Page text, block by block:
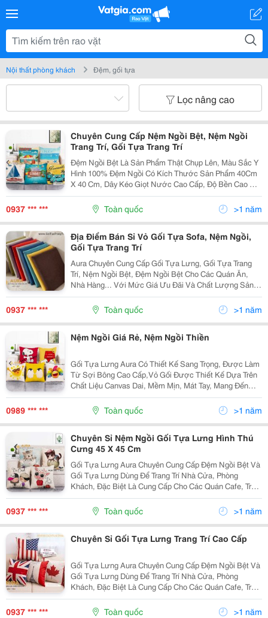
Nội thất phòng khách Đệm, gối tựa
Lọc nâng cao
Chuyên Cung Cấp Nệm Ngồi Bệt, Nệm Ngồi
Trang Trí, Gối Tựa Trang Trí
Đệm Ngồi Bệt Là Sản Phẩm Thật Chụp Lên, Màu Sắc Y
Hình 100% Đệm Ngồi Có Kích Thước Sản Phẩm 40Cm
X 40 Cm, Dây Kéo Giọt Nước Cao Cấp, Độ Bền Cao Và
Dễ Kéo. Nệm Ngồi Có Chất Vải Thoáng Mát,Không Ra
Màu, Không Xù Lông,Nằm Mát, Giặt...
0937 *** *** Toàn quốc >1 năm
Địa Điểm Bán Sỉ Vỏ Gối Tựa Sofa, Nệm Ngồi,
Gối Tựa Trang Trí
Aura Chuyên Cung Cấp Gối Tựa Lưng, Gối Tựa Trang
Trí, Nệm Ngồi Bệt, Đệm Ngồi Bệt Cho Các Quán Ăn,
Nhà Hàng... Với Mức Giá Ưu Đãi Và Chất Lượng Sản
Phẩm Cao Cấp Gối Tựa Lưng Là Sản Phẩm Thật Chụp
Lên, Màu Sắc Y Hình 100% Gối Tựa Lưng Có...
0937 *** *** Toàn quốc >1 năm
Nệm Ngồi Giá Rẻ, Nệm Ngồi Thiền
Gối Tựa Lưng Aura Có Thiết Kế Sang Trọng, Được Làm
Từ Sợi Bông Cao Cấp,Vỏ Gối Được Thiết Kế Dựa Trên
Chất Liệu Canvas Dai, Mềm Mịn, Mát Tay, Mang Đến
Cho Bạn Sự Đảm Bảo Về Chất Lượng Vải Cũng Như
Làm Bạn Hài Lòng Về Những Kiểu Dáng Đẹp Mắt Mà
Chiếc...
0989 *** *** Toàn quốc >1 năm
Chuyên Sỉ Nệm Ngồi Gối Tựa Lưng Hình Thú
Cưng 45 X 45 Cm
Gối Tựa Lưng Aura Chuyên Cung Cấp Đệm Ngồi Bệt Và
Gối Tựa Lưng Dùng Để Trang Trí Nhà Cửa, Phòng
Khách, Đặc Biệt Là Cung Cấp Cho Các Quán Cafe, Trà
Sữa , Văn Phòng . Sản Phẩm Thật Chụp Lên, Màu Sắc
Y Hình 100% Kích Thước Sản Phẩm 45Cm X 45 Cm,...
0937 *** *** Toàn quốc >1 năm
Chuyên Sỉ Gối Tựa Lưng Trang Trí Cao Cấp
Gối Tựa Lưng Aura Chuyên Cung Cấp Đệm Ngồi Bệt Và
Gối Tựa Lưng Dùng Để Trang Trí Nhà Cửa, Phòng
Khách, Đặc Biệt Là Cung Cấp Cho Các Quán Cafe, Trà
Sữa , Văn Phòng . Các Sản Phẩm Gối Tựa Được Làm
Từ Vải Bố Cavas Hay Còn Gọi Là Vải Lanh Với Độ
0937 *** *** Toàn quốc >1 năm